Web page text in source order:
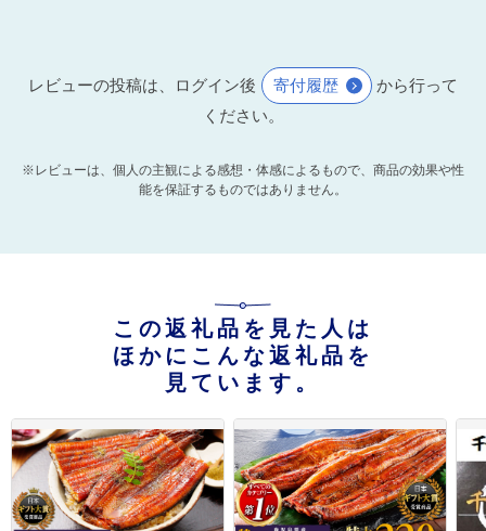
レビューの投稿は、ログイン後 寄付履歴
から行って
ください。
※レビューは、個人の主観による感想・体感によるもので、商品の効果や性
能を保証するものではありません。
この返礼品を見た人は
ほかにこんな返礼品を
見ています。